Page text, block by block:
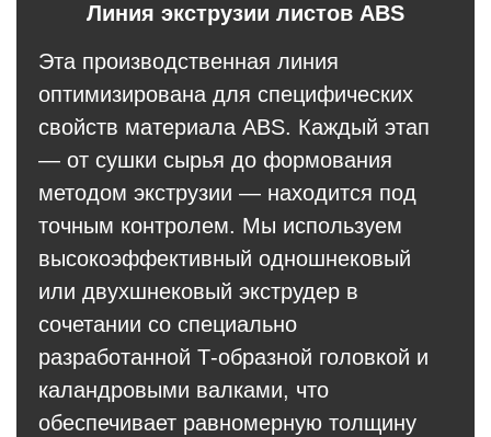
Линия экструзии листов ABS
Эта производственная линия
оптимизирована для специфических
свойств материала ABS. Каждый этап
— от сушки сырья до формования
методом экструзии — находится под
точным контролем. Мы используем
высокоэффективный одношнековый
или двухшнековый экструдер в
сочетании со специально
разработанной Т-образной головкой и
каландровыми валками, что
обеспечивает равномерную толщину